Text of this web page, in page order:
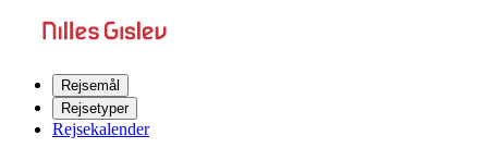
Rejsemål
Rejsetyper
Rejsekalender